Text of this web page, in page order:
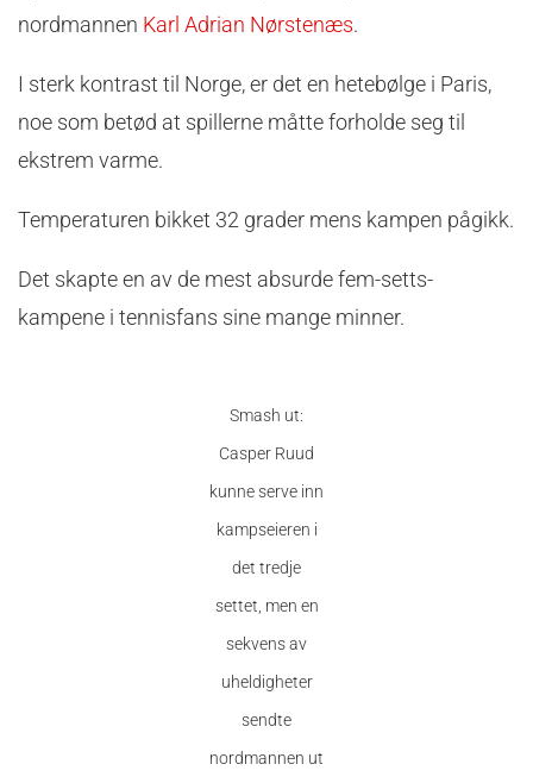
nordmannen Karl Adrian Nørstenæs.
I sterk kontrast til Norge, er det en hetebølge i Paris,
noe som betød at spillerne måtte forholde seg til
ekstrem varme.
Temperaturen bikket 32 grader mens kampen pågikk.
Det skapte en av de mest absurde fem-setts-
kampene i tennisfans sine mange minner.
Smash ut:
Casper Ruud
kunne serve inn
kampseieren i
det tredje
settet, men en
sekvens av
uheldigheter
sendte
nordmannen ut